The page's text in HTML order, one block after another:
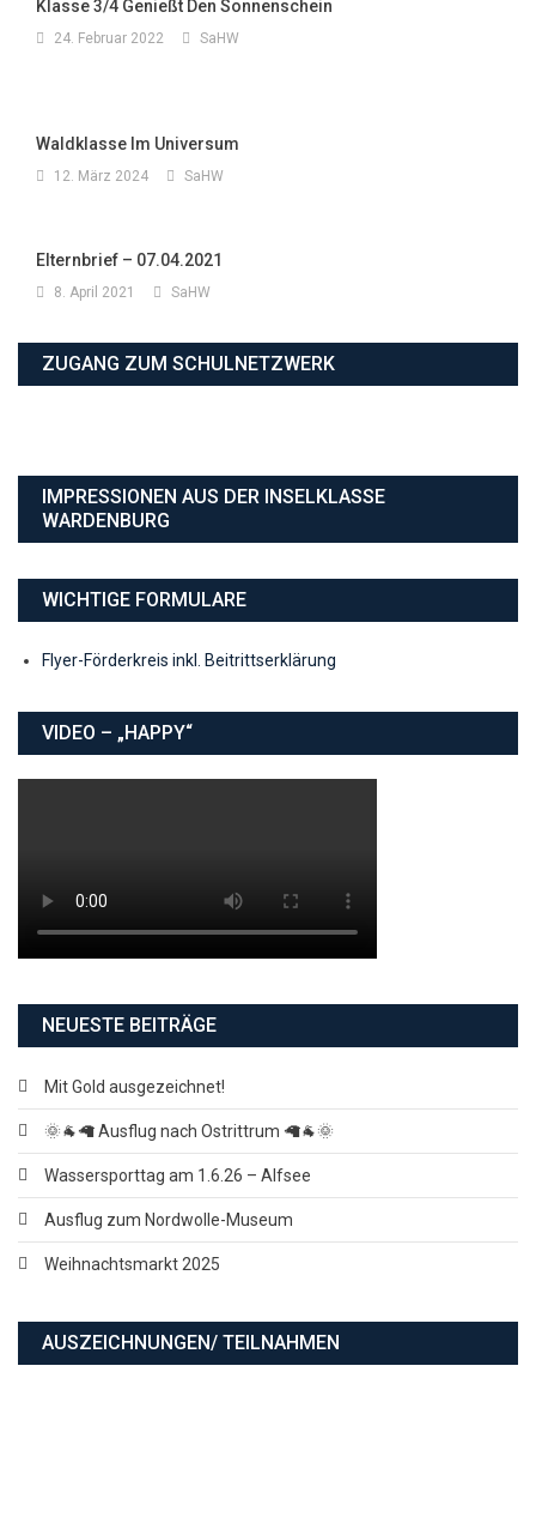
Klasse 3/4 Genießt Den Sonnenschein
24. Februar 2022 SaHW
Waldklasse Im Universum
12. März 2024 SaHW
Elternbrief – 07.04.2021
8. April 2021 SaHW
ZUGANG ZUM SCHULNETZWERK
IMPRESSIONEN AUS DER INSELKLASSE
WARDENBURG
WICHTIGE FORMULARE
Flyer-Förderkreis inkl. Beitrittserklärung
VIDEO – „HAPPY“
NEUESTE BEITRÄGE
Mit Gold ausgezeichnet!
🌞🐐🦙 Ausflug nach Ostrittrum 🦙🐐🌞
Wassersporttag am 1.6.26 – Alfsee
Ausflug zum Nordwolle-Museum
Weihnachtsmarkt 2025
AUSZEICHNUNGEN/ TEILNAHMEN